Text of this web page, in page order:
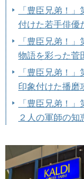
「豊臣兄弟！
付けた若手俳優
「豊臣兄弟！
物語を彩った菅
「豊臣兄弟！
印象付けた播磨
「豊臣兄弟！
２人の軍師の知